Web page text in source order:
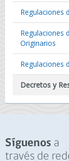
Regulaciones
Regulaciones
Originarios
Regulaciones
Decretos y
Síguenos a
través de